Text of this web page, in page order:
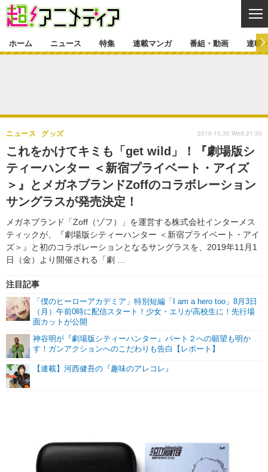
ゲーム・アプリ マンガ
グッズ イベント
声優 コスプレ
特集一覧 カバー
ラキりす
連載マンガ
連載一覧
番組・動画
番組・動画一覧 ラジオ
動画
連載・ブログ
連載・ブログ一覧 コラム
編集部ブログ・お知らせ
ホーム ニュース 特集 連載マンガ 番組・動画 連載
これをかけてキミも「get wild」！『劇場版シ
ティーハンター ＜新宿プライベート・アイズ
＞』とメガネブランドZoffのコラボレーション
サングラスが発売決定！
メガネブランド「Zoff（ゾフ）」を運営する株式会社インターメス
ティックが、『劇場版シティーハンター ＜新宿プライベート・アイ
ズ＞』と初のコラボレーションとなるサングラスを、2019年11月1
日（金）より開催される「劇 …
ニュース グッズ
注目記事
「僕のヒーローアカデミア」特別短編「I am a hero too」8月3日
（月）午前0時に配信スタート！少女・エリが高校生に！先行場
面カットが公開
神谷明が『劇場版シティーハンター』パート２への願望も明か
す！ガンアクションへのこだわりも告白【レポート】
【連載】河西健吾の『趣味のアレコレ』
2019.10.30 Wed 21:30